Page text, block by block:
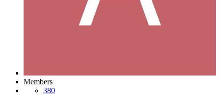
Members
380